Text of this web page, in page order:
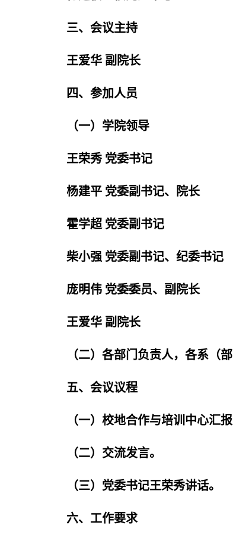
三、会议主持
王爱华 副院长
四、参加人员
（一）学院领导
王荣秀 党委书记
杨建平 党委副书记、院长
霍学超 党委副书记
柴小强 党委副书记、纪委书记
庞明伟 党委委员、副院长
王爱华 副院长
（二）各部门负责人，各系（
五、会议议程
（一）校地合作与培训中心汇
（二）交流发言。
（三）党委书记王荣秀讲话。
六、工作要求